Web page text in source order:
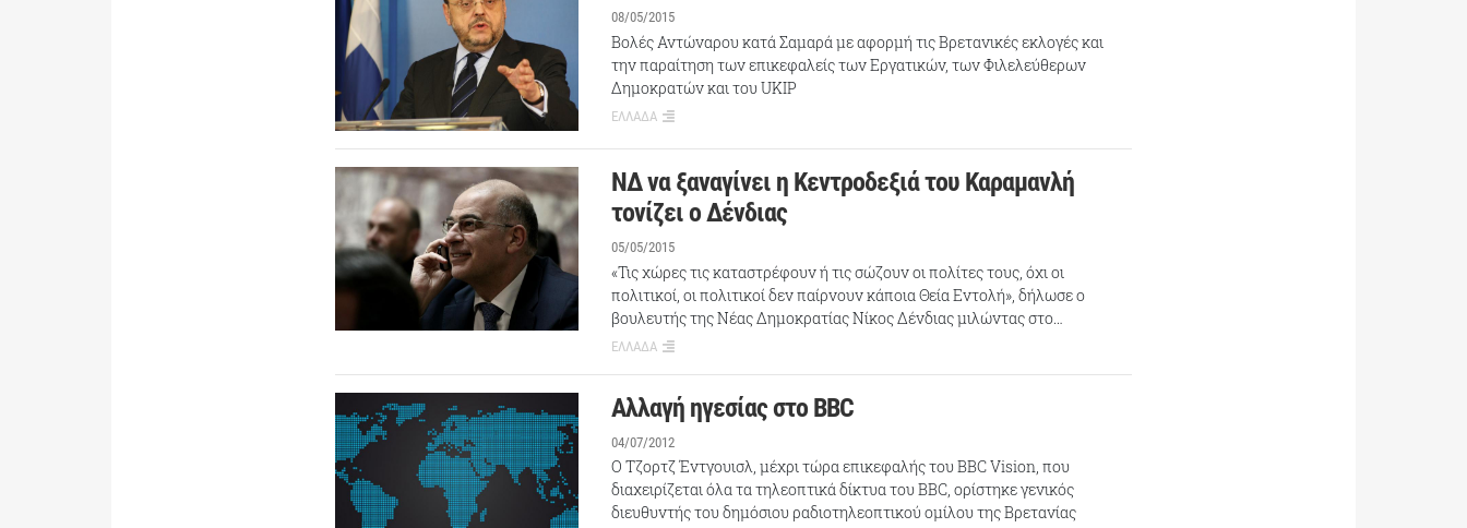
08/05/2015
Βολές Αντώναρου κατά Σαμαρά με αφορμή τις Βρετανικές εκλογές και
την παραίτηση των επικεφαλείς των Εργατικών, των Φιλελεύθερων
Δημοκρατών και του UKIP
ΕΛΛΑΔΑ
ΝΔ να ξαναγίνει η Κεντροδεξιά του Καραμανλή
τονίζει ο Δένδιας
05/05/2015
«Τις χώρες τις καταστρέφουν ή τις σώζουν οι πολίτες τους, όχι οι
πολιτικοί, οι πολιτικοί δεν παίρνουν κάποια Θεία Εντολή», δήλωσε ο
βουλευτής της Νέας Δημοκρατίας Νίκος Δένδιας μιλώντας στο…
ΕΛΛΑΔΑ
Αλλαγή ηγεσίας στο BBC
04/07/2012
Ο Τζορτζ Έντγουισλ, μέχρι τώρα επικεφαλής του BBC Vision, που
διαχειρίζεται όλα τα τηλεοπτικά δίκτυα του BBC, ορίστηκε γενικός
διευθυντής του δημόσιου ραδιοτηλεοπτικού ομίλου της Βρετανίας